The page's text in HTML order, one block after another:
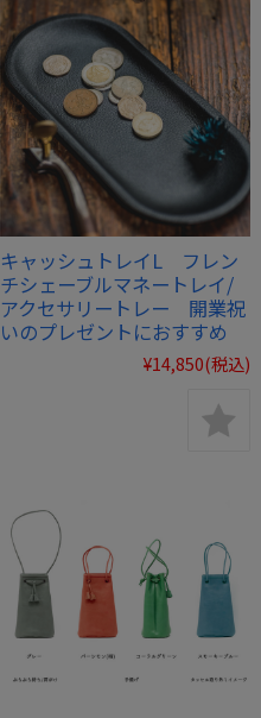
キャッシュトレイL フレン
チシェーブルマネートレイ/
アクセサリートレー 開業祝
いのプレゼントにおすすめ
¥14,850(税込)